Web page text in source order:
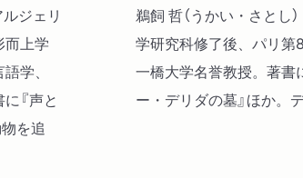
ジェリ
而上学
学、
『声と
を追
鵜飼 哲（うかい・さとし
学研究科修了後、パリ第
一橋大学名誉教授。著書
ー・デリダの墓』ほか。